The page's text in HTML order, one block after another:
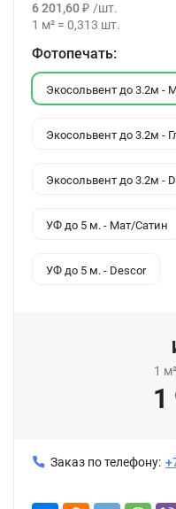
6 201,60₽ /шт.
1 м² = 0,313 шт.
Фотопечать:
Экосольвент до 3.2м -
Экосольвент до 3.2м -
Экосольвент до 3.2м -
УФ до 5 м. - Мат/Сатин
УФ до 5 м. - Descor
1 м²
1
Заказ по телефону: